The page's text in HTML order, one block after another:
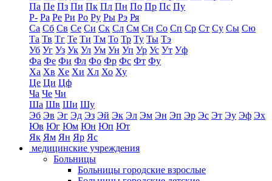
Па Пе Пз Пи Пк Пл Пн По Пр Пс Пу
Р- Ра Ре Ри Ро Ру Ры Рэ Ря
Са Сб Св Се Си Ск Сл См Сн Со Сп Ср Ст Су Сы Сю
Та Тв Тг Те Ти Тм То Тр Ту Ты Тэ
Уб Уг Уз Ук Ул Ум Ун Уп Ур Ус Ут Уф
Фа Фе Фи Фл Фо Фр Фс Фт Фу
Ха Хв Хе Хи Хл Хо Ху
Це Ци Цф
Ча Че Чи
Ша Шв Ши Шу
Эб Эв Эг Эд Эз Эй Эк Эл Эм Эн Эп Эр Эс Эт Эу Эф Эх
Юв Юг Юм Юн Юп Ют
Як Ям Ян Яр Яс
медицинские учреждения
Больницы
Больницы городские взрослые